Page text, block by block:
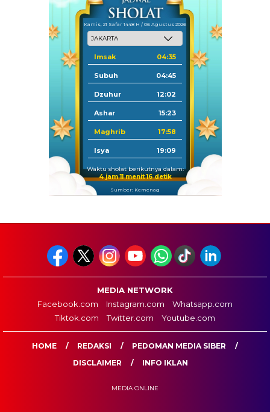
Kamis, 21 Safar 1448 H / 06 Agustus 2026
Imsak 04:35
Subuh 04:45
Dzuhur 12:02
Ashar 15:23
Maghrib 17:58
Isya 19:09
Waktu sholat berikutnya dalam:
4 jam 11 menit 15 detik
Sumber: Kemenag
MEDIA NETWORK
Facebook.com
Instagram.com
Whatsapp.com
Tiktok.com
Twitter.com Youtube.com
HOME REDAKSI
PEDOMAN MEDIA SIBER
DISCLAIMER
INFO IKLAN
MEDIA ONLINE